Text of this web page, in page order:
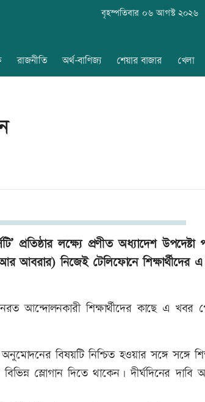
বৃহস্পতিবার ০৬ আগস্ট ২০২৬
রাজনীতি অর্থ-বাণিজ্য শেয়ার বাজার খেলা
প্রতিষ্ঠার লক্ষ্যে প্রণীত অধ্যাদেশ উপদেষ্টা
আবরার) নিজেই টেলিফোনে শিক্ষার্থীদের
আন্দোলনকারী শিক্ষার্থীদের কাছে এ খবর
বিষয়টি নিশ্চিত হওয়ার সঙ্গে সঙ্গে
স্লোগান দিতে থাকেন। দীর্ঘদিনের দাবি